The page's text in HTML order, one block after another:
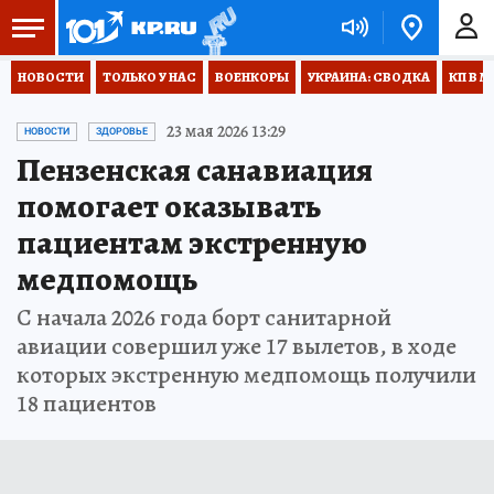
НОВОСТИ ТОЛЬКО У НАС ВОЕНКОРЫ УКРАИНА: СВОДКА КП В
НОВОСТИ ЗДОРОВЬЕ 23 мая 2026 13:29
Пензенская санавиация
помогает оказывать
пациентам экстренную
медпомощь
С начала 2026 года борт санитарной
авиации совершил уже 17 вылетов, в ходе
которых экстренную медпомощь получили
18 пациентов